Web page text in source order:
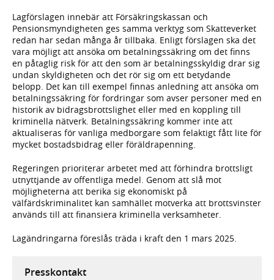
Lagförslagen innebär att Försäkringskassan och
Pensionsmyndigheten ges samma verktyg som Skatteverket
redan har sedan många år tillbaka. Enligt förslagen ska det
vara möjligt att ansöka om betalningssäkring om det finns
en påtaglig risk för att den som är betalningsskyldig drar sig
undan skyldigheten och det rör sig om ett betydande
belopp. Det kan till exempel finnas anledning att ansöka om
betalningssäkring för fordringar som avser personer med en
historik av bidragsbrottslighet eller med en koppling till
kriminella nätverk. Betalningssäkring kommer inte att
aktualiseras för vanliga medborgare som felaktigt fått lite för
mycket bostadsbidrag eller föräldrapenning.
Regeringen prioriterar arbetet med att förhindra brottsligt
utnyttjande av offentliga medel. Genom att slå mot
möjligheterna att berika sig ekonomiskt på
välfärdskriminalitet kan samhället motverka att brottsvinster
används till att finansiera kriminella verksamheter.
Lagändringarna föreslås träda i kraft den 1 mars 2025.
Presskontakt